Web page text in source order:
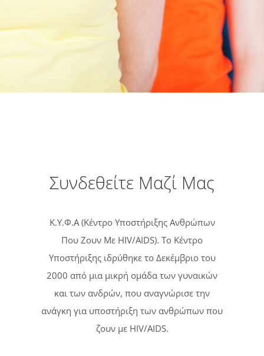
Συνδεθείτε Μαζί Μας
Κ.Υ.Φ.Α (Κέντρο Υποστήριξης Ανθρώπων
Που Ζουν Με HIV/AIDS). Tο Κέντρο
Υποστήριξης ιδρύθηκε το Δεκέμβριο του
2000 από μια μικρή ομάδα των γυναικών
και των ανδρών, που αναγνώρισε την
ανάγκη για υποστήριξη των ανθρώπων που
ζουν με HIV/AIDS.